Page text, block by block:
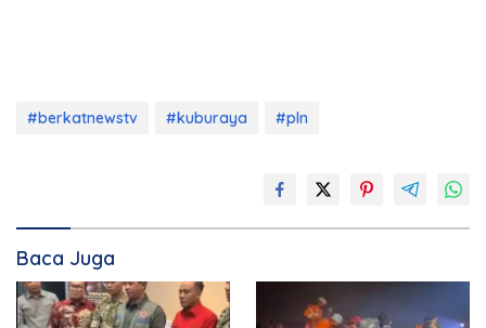
#berkatnewstv #kuburaya #pln
Baca Juga